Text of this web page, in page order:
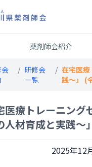
薬剤師会紹介
/ 研修会
一覧
/ 在宅医
践〜」 (
医療トレーニン
人材育成と実践
2025年12